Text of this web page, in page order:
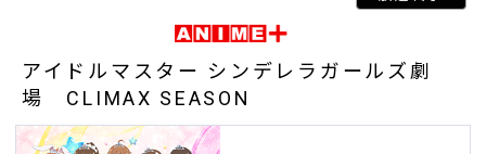
アイドルマスター シンデレラガールズ劇
場 CLIMAX SEASON